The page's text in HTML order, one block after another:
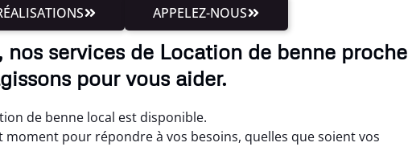
APPELEZ-NOUS
services de Location de benne proche
pour vous aider.
de benne local est disponible.
pour répondre à vos besoins, quelles que soient vos